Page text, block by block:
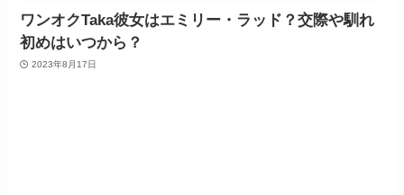
ワンオクTaka彼女はエミリー・ラッド？交際や馴れ
初めはいつから？
2023年8月17日